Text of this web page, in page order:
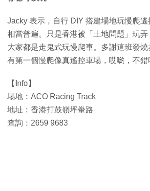
Jacky 表示，自行 DIY 搭建場地玩慢爬
相當普遍。只是香港被「土地問題」玩弄
大家都是走鬼式玩慢爬車。多謝這班發
有第一個慢爬像真遙控車場，哎喲，不錯
【Info】
場地：ACO Racing Track
地址：香港打鼓嶺坪輋路
查詢：2659 9683